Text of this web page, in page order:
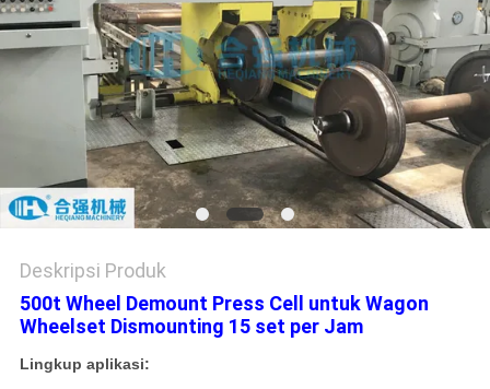
Deskripsi Produk
500t Wheel Demount Press Cell untuk Wagon
Wheelset Dismounting 15 set per Jam
Lingkup aplikasi: